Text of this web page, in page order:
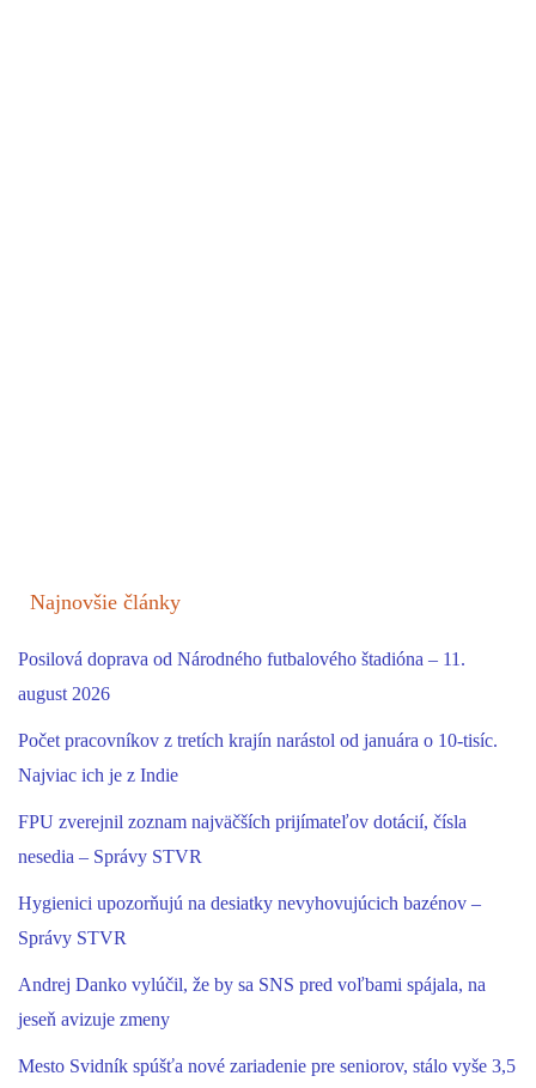
Najnovšie články
Posilová doprava od Národného futbalového štadióna – 11.
august 2026
Počet pracovníkov z tretích krajín narástol od januára o 10-tisíc.
Najviac ich je z Indie
FPU zverejnil zoznam najväčších prijímateľov dotácií, čísla
nesedia – Správy STVR
Hygienici upozorňujú na desiatky nevyhovujúcich bazénov –
Správy STVR
Andrej Danko vylúčil, že by sa SNS pred voľbami spájala, na
jeseň avizuje zmeny
Mesto Svidník spúšťa nové zariadenie pre seniorov, stálo vyše 3,5